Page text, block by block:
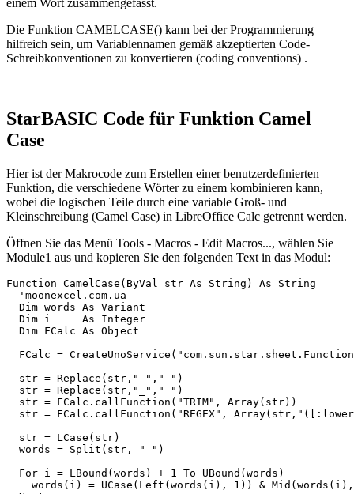
Die Funktion CAMELCASE() kann bei der Programmierung
hilfreich sein, um Variablennamen gemäß akzeptierten Code-
Schreibkonventionen zu konvertieren (coding conventions) .
StarBASIC Code für Funktion Camel
Case
Hier ist der Makrocode zum Erstellen einer benutzerdefinierten
Funktion, die verschiedene Wörter zu einem kombinieren kann,
wobei die logischen Teile durch eine variable Groß- und
Kleinschreibung (Camel Case) in LibreOffice Calc getrennt werden.
Öffnen Sie das Menü Tools - Macros - Edit Macros..., wählen Sie
Module1 aus und kopieren Sie den folgenden Text in das Modul:
Function CamelCase(ByVal str As String) As String
  'moonexcel.com.ua
  Dim words As Variant
  Dim i     As Integer
  Dim FCalc As Object
FCalc =
  str = Replace(str,"-"," ")
  str = Replace(str,"_"," ")
  str = FCalc.callFunction("TRIM", Array(str))
str = FCalc.callFunction("REGEX",
  str = LCase(str)
  words = Split(str, " ")
  For i = LBound(words) + 1 To UBound(words)
words(i) = UCase(Left(words(i), 1)) &